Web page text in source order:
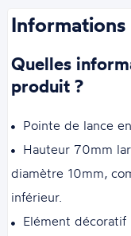
Quelles
produit ?
Pointe de lance
Hauteur 70mm
diamètre 10mm,
inférieur.
Elément